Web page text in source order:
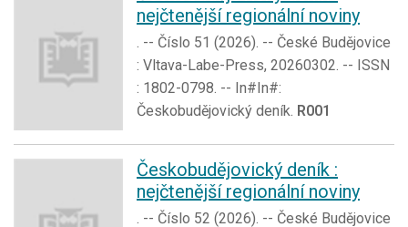
nejčtenější regionální noviny
. -- Číslo 51 (2026). -- České Budějovice
: Vltava-Labe-Press, 20260302. -- ISSN
: 1802-0798. -- In#In#:
Českobudějovický deník. R001
Českobudějovický deník :
nejčtenější regionální noviny
. -- Číslo 52 (2026). -- České Budějovice